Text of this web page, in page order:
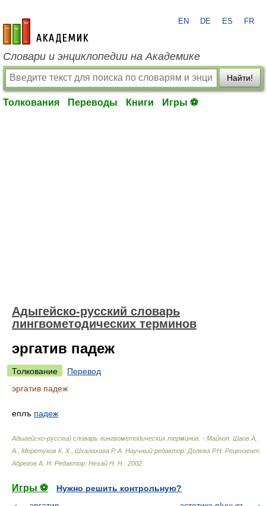
academic.ru
EN DE ES FR
Словари и энциклопедии на Академике
Найти!
Толкования Переводы Книги Игры ⚽
Адыгейско-русский словарь
лингвометодических терминов
эргатив падеж
Толкование
Перевод
эргатив падеж
еплъ падеж
Адыгейско-русский словарь лингвометодических терминов. - Майкоп Шаов А.
А., Меретуков К. Х., Шхалахова Р. А. Научный редактор: Долева Р.Н. Рецензент:
Абрегов А. Н. Редактор: Нехай Н. Н.
2002
Игры ⚽
Нужно решить контрольную?